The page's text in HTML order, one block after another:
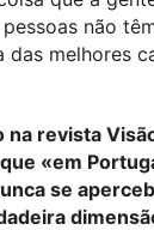
não
das melhores
na revista
«em
se